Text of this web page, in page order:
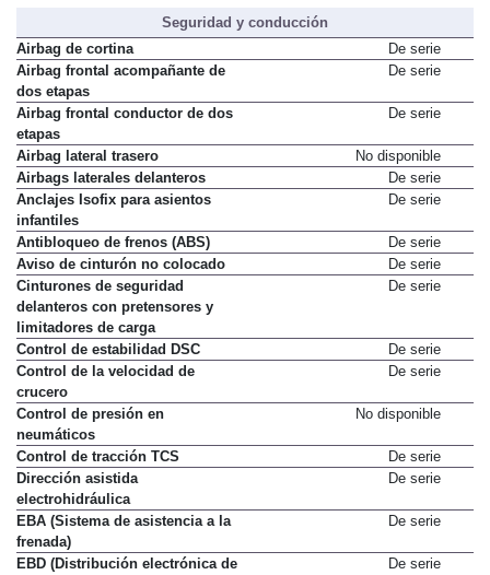
Seguridad y conducción
Airbag de cortina
De serie
Airbag frontal acompañante de
dos etapas
De serie
Airbag frontal conductor de dos
etapas
De serie
Airbag lateral trasero
No disponible
Airbags laterales delanteros
De serie
Anclajes Isofix para asientos
infantiles
De serie
Antibloqueo de frenos (ABS)
De serie
Aviso de cinturón no colocado
De serie
Cinturones de seguridad
delanteros con pretensores y
limitadores de carga
De serie
Control de estabilidad DSC
De serie
Control de la velocidad de
crucero
De serie
Control de presión en
neumáticos
No disponible
Control de tracción TCS
De serie
Dirección asistida
electrohidráulica
De serie
EBA (Sistema de asistencia a la
frenada)
De serie
EBD (Distribución electrónica de
De serie